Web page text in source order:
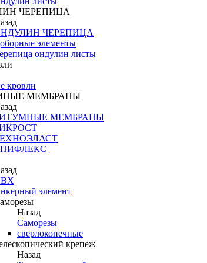
ЧЕРЕПИЦА
ЧЕРЕПИЦА
элементы
ондулин листы
кровли
МЕМБРАНЫ
МЕМБРАНЫ
элемент
Назад
Саморезы
сверлоконечные
крепеж
Назад